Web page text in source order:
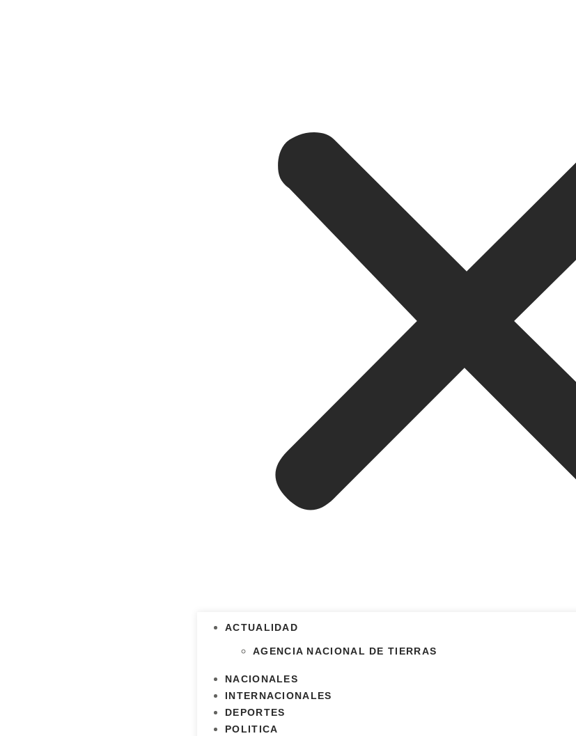
ACTUALIDAD
AGENCIA NACIONAL DE TIERRAS
NACIONALES
INTERNACIONALES
DEPORTES
POLITICA